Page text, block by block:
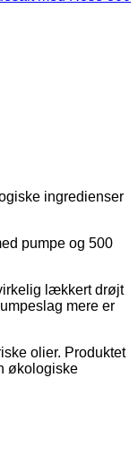
ingredienser
pumpe og 500
lækkert drøjt
mere er
olier. Produktet
økologiske